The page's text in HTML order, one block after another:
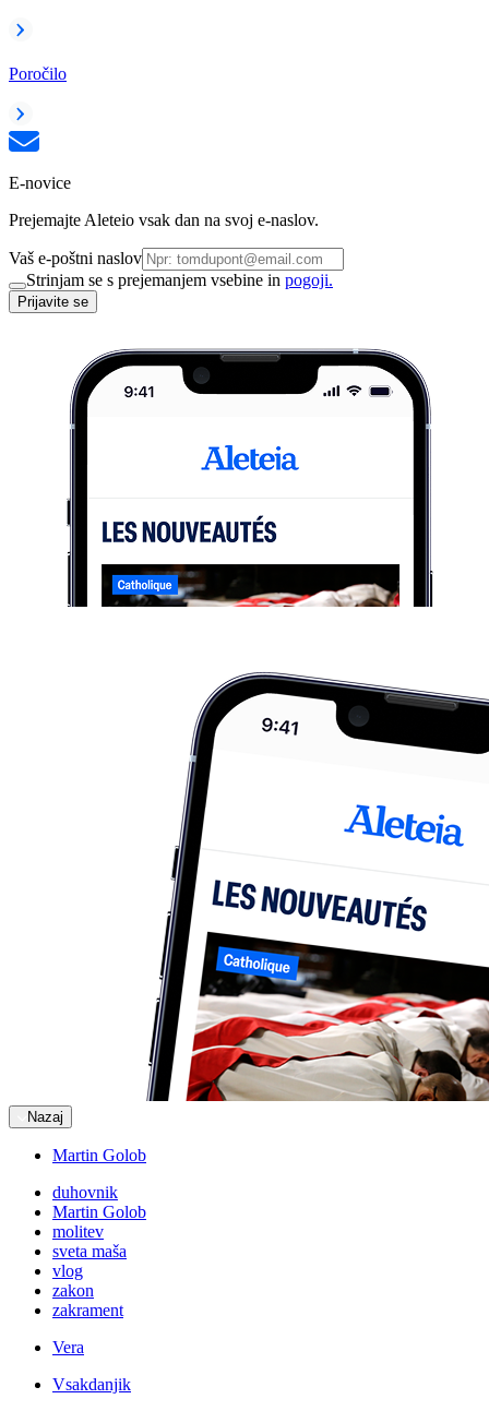
Poročilo
E-novice
Prejemajte Aleteio vsak dan na svoj e-naslov.
Vaš e-poštni naslov
Strinjam se s prejemanjem vsebine in pogoji.
Prijavite se
Nazaj
Martin Golob
duhovnik
Martin Golob
molitev
sveta maša
vlog
zakon
zakrament
Vera
Vsakdanjik